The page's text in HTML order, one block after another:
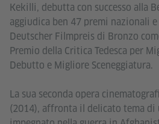
Kekilli, debutta con successo alla
aggiudica ben 47 premi nazionali
Deutscher Filmpreis di Bronzo
Premio della Critica Tedesca per
Debutto e Migliore Sceneggiatura.
La sua seconda opera
(2014), affronta il delicato tema di